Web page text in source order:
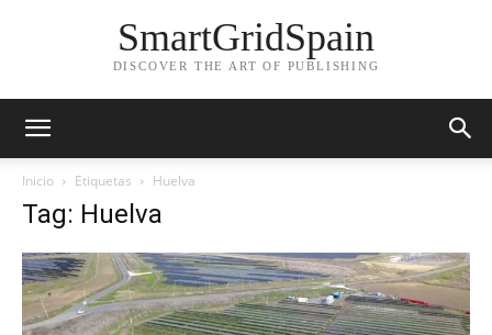
SmartGridSpain
DISCOVER THE ART OF PUBLISHING
Inicio Etiquetas Huelva
Tag: Huelva